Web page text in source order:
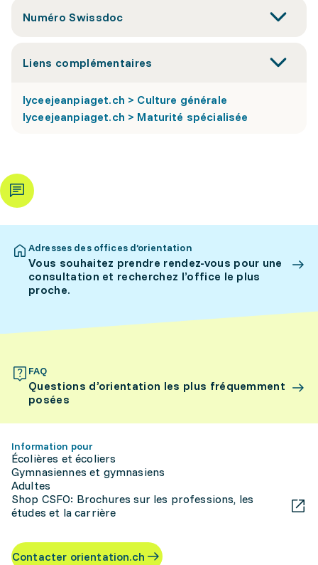
Numéro Swissdoc
Liens complémentaires
lyceejeanpiaget.ch > Culture générale
lyceejeanpiaget.ch > Maturité spécialisée
Adresses des offices d’orientation
Vous souhaitez prendre rendez-vous pour une
consultation et recherchez l’office le plus
proche.
FAQ
Questions d’orientation les plus fréquemment
posées
Information pour
Écolières et écoliers
Gymnasiennes et gymnasiens
Adultes
Shop CSFO: Brochures sur les professions, les
études et la carrière
Contacter orientation.ch